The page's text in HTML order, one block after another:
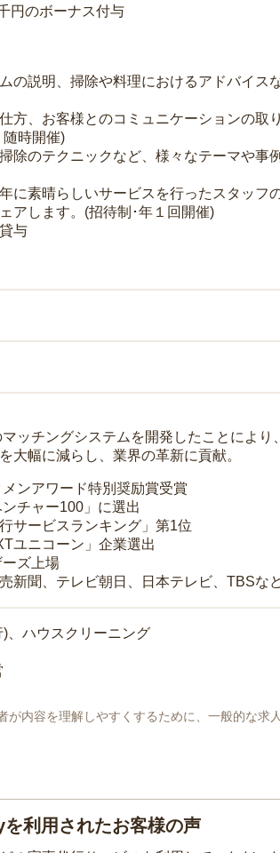
円のボーナス付与
の説明、掃除や料理におけるアドバイス
方、お客様とのコミュニケーションの
時開催)
除のテクニックなど、様々なテーマや事
に素晴らしいサービスを行ったスタッ
アします。(招待制･年１回開催)
与
ッチングシステムを開発したことによ
大幅に減らし、業界の革新に貢献。
ンアワード特別奨励賞受賞
チャー100」に選出
サービスランキング」第1位
ユニコーン」企業選出
ズ上場
新聞、テレビ朝日、日本テレビ、TBSな
、ハウスクリーニング
内容を理解しやすくするために、一般的な求
を利用されたお客様の声